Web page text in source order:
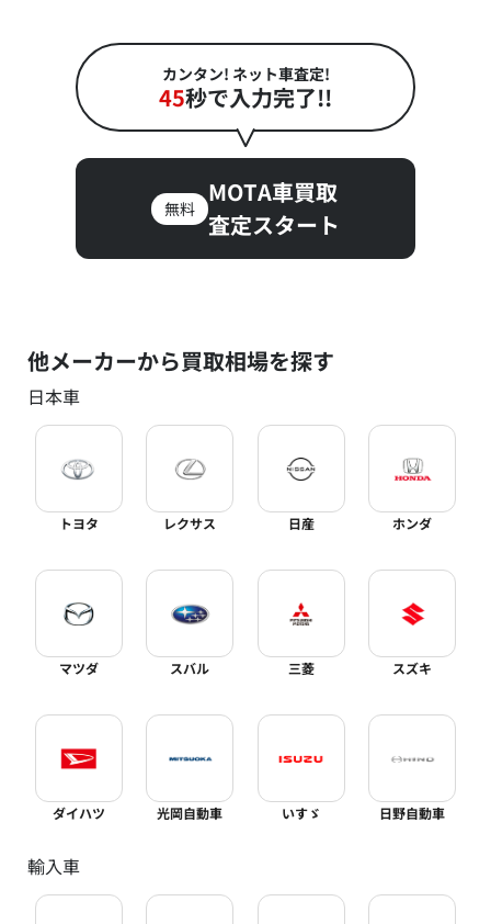
カンタン! ネット車査定!
45秒で入力完了!!
無料
MOTA車買取
査定スタート
他メーカーから買取相場を探す
日本車
トヨタ レクサス 日産 ホンダ
マツダ スバル 三菱 スズキ
ダイハツ 光岡自動車 いすゞ 日野自動車
輸入車